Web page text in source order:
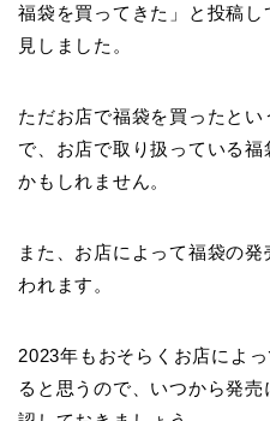
福袋を買ってきた」と投稿
見しました。
ただお店で福袋を買ったと
で、お店で取り扱っている
かもしれません。
また、お店によって福袋の
われます。
2023年もおそらくお店によ
ると思うので、いつから発